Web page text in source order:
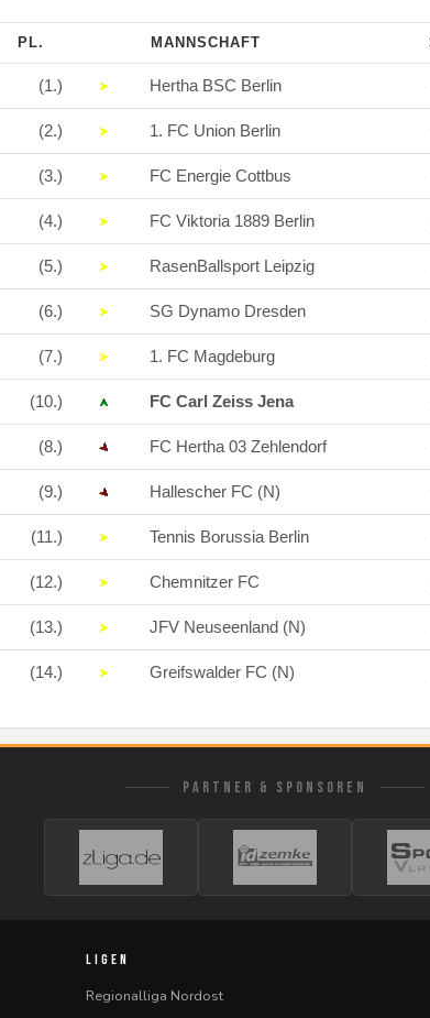
PL. MANNSCHAFT
(1.) Hertha BSC Berlin
(2.) 1. FC Union Berlin
(3.) FC Energie Cottbus
(4.) FC Viktoria 1889 Berlin
(5.) RasenBallsport Leipzig
(6.) SG Dynamo Dresden
(7.) 1. FC Magdeburg
(10.) FC Carl Zeiss Jena
(8.) FC Hertha 03 Zehlendorf
(9.) Hallescher FC (N)
(11.) Tennis Borussia Berlin
(12.) Chemnitzer FC
(13.) JFV Neuseenland (N)
(14.) Greifswalder FC (N)
PARTNER & SPONSOREN
LIGEN
Regionalliga Nordost